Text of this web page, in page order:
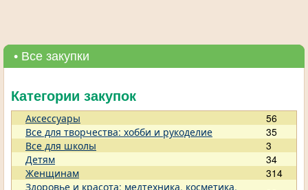
• Все закупки
Категории закупок
Аксессуары
56
Все для творчества: хобби и рукоделие
35
Все для школы
3
Детям
34
Женщинам
314
Здоровье и красота: медтехника, косметика,